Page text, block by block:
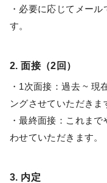
・必要に応じてメー
す。
2. 面接（2回）
・1次面接：過去 ~ 現
ングさせていただきま
・最終面接：これま
わせていただきます。
3. 内定